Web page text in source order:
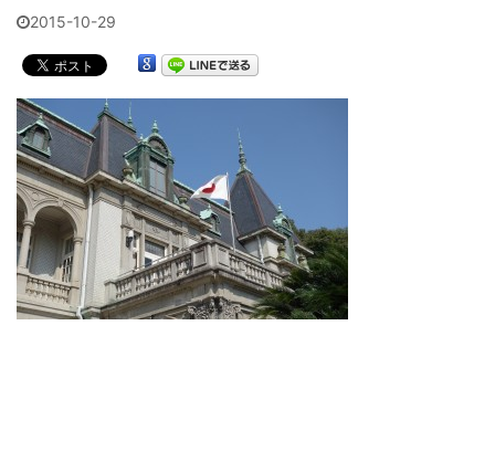
2015-10-29